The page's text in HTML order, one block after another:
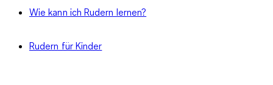
Wie kann ich Rudern lernen?
Rudern für Kinder